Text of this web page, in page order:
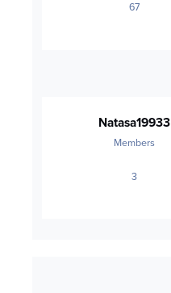
67posts
Natasa19933
Members
3posts